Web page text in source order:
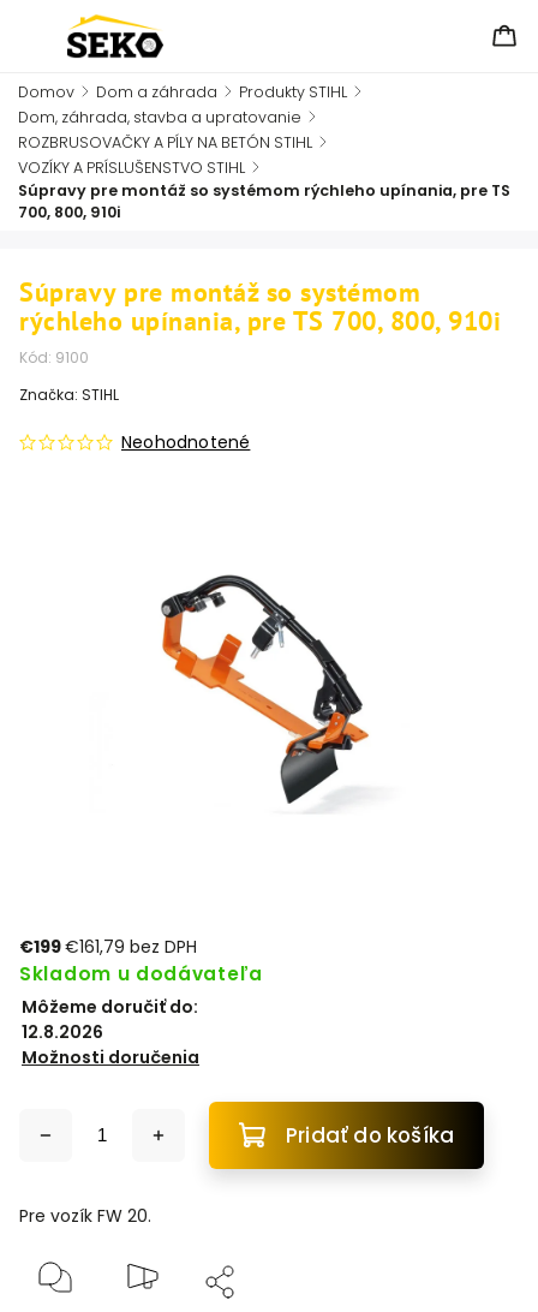
Domov / Dom a záhrada / Produkty STIHL /
Dom, záhrada, stavba a upratovanie /
ROZBRUSOVAČKY A PÍLY NA BETÓN STIHL /
VOZÍKY A PRÍSLUŠENSTVO STIHL /
Súpravy pre montáž so systémom rýchleho upínania, pre TS
700, 800, 910i
Súpravy pre montáž so systémom
rýchleho upínania, pre TS 700, 800, 910i
Kód: 9100
Neohodnotené
Značka: STIHL
€199€161,79 bez DPH
Skladom u dodávateľa
Môžeme doručiť do:
12.8.2026
Možnosti doručenia
Pridať do košíka
Pre vozík FW 20.